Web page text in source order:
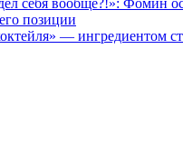
себя вообще?!»:
позиции
— ингредиентом